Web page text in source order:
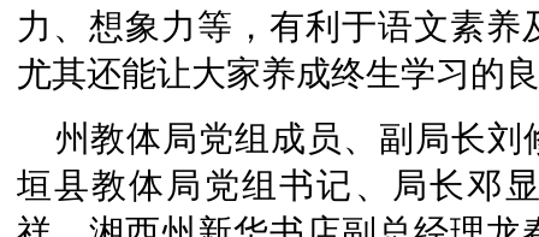
力、想象力等，有利于语文素
尤其还能让大家养成终生学习的
州教体局党组成员、副局长
垣县教体局党组书记、局长邓